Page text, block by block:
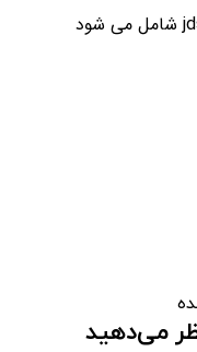
می‌دهید